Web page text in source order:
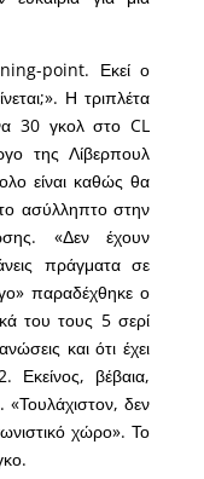
point. Εκεί ο
Η τριπλέτα
30 γκολ στο CL
της Λίβερπουλ
είναι καθώς θα
ασύλληπτο στην
«Δεν έχουν
πράγματα σε
παραδέχθηκε ο
του τους 5 σερί
και ότι έχει
Εκείνος, βέβαια,
«Τουλάχιστον, δεν
χώρο». Το